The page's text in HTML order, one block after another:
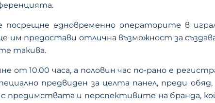
едновременно операторите в
предостави отлична възможност за
такива.
от 10.00 часа, а половин час по-рано е
предвиден за целта панел, преди
предимствата и перспективите на бранда,